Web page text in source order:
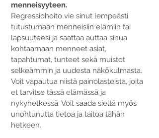
menneisyyteen.
Regressiohoito vie sinut lempeästi
tutustumaan menneisiin elämiin tai
lapsuuteesi ja saattaa auttaa sinua
kohtaamaan menneet asiat,
tapahtumat, tunteet sekä muistot
selkeämmin ja uudesta näkökulmasta.
Voit vapautua niistä painolasteista, joita
et tarvitse tässä elämässä ja
nykyhetkessä. Voit saada sieltä myös
unohtunutta tietoa ja taitoa tähän
hetkeen.